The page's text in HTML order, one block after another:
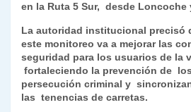
en la Ruta 5 Sur, desde
La autoridad institucional precisó
este monitoreo va a mejorar las
seguridad para los usuarios de la
fortaleciendo la prevención de
persecución criminal y
las tenencias de carretas.